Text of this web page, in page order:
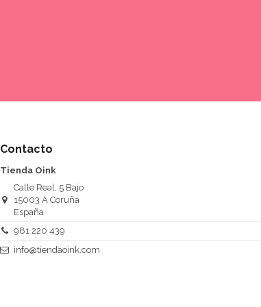
Contacto
Tienda Oink
Calle Real, 5 Bajo
15003 A Coruña
España
981 220 439
info@tiendaoink.com